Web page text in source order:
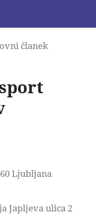
članek
Ljubljana
Japljeva ulica 2